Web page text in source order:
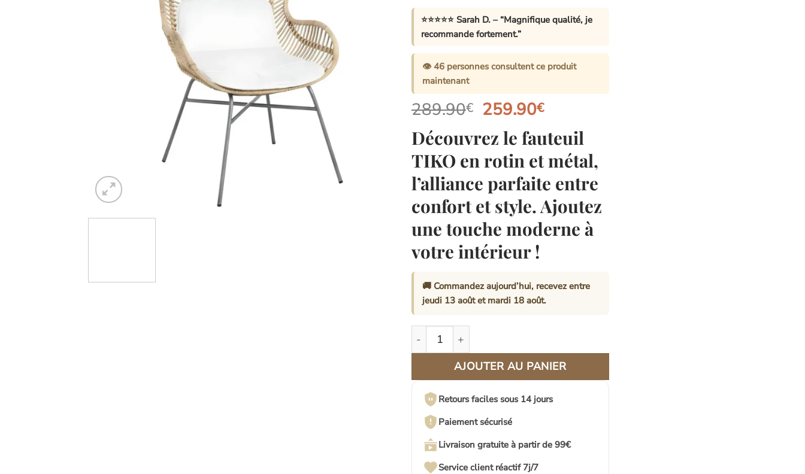
⭐⭐⭐⭐⭐ Sarah D. – “Magnifique qualité, je
recommande fortement.”
👁️46 personnes consultent ce produit
maintenant
289.90€ Le
prix
initial
était :
289.90€.
259.90€Le
actuel
est :
259.90€.
Découvrez le fauteuil
TIKO en rotin et métal,
l’alliance parfaite entre
confort et style. Ajoutez
une touche moderne à
votre intérieur !
🚚 Commandez aujourd’hui, recevez entre
jeudi 13 aoûtet mardi 18 août.
quantité de Fauteuil en Rotin et Métal | TIKO
AJOUTER AU PANIER
Retours faciles sous 14 jours
Paiement sécurisé
Livraison gratuite à partir de 99€
Service client réactif 7j/7